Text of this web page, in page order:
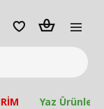
Giriş
Adet
Yaz Ürünleri